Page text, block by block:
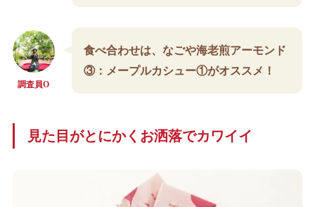
調査員O
食べ合わせは、なごや海老煎アーモンド
③： メープルカシュー①がオススメ！
見た目がとにかくお洒落でカワイイ